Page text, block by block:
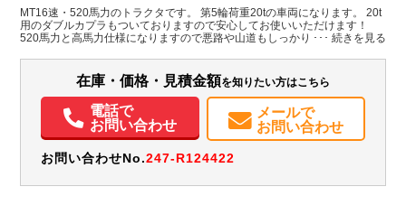
装備情報
エアコン パワステ パワーウィンドウ ABS エアバッグ
電動格納ミラー
MT16速・520馬力のトラクタです。 第5輪荷重20tの車両になります。 20t
用のダブルカプラもついておりますので安心してお使いいただけます！
520馬力と高馬力仕様になりますので悪路や山道もしっかりと走ることが
是非お問い合わせください！
在庫・価格・見積金額を知りたい方はこちら
電話で
お問い合わせ
メールで
お問い合わせ
お問い合わせNo.247-R124422